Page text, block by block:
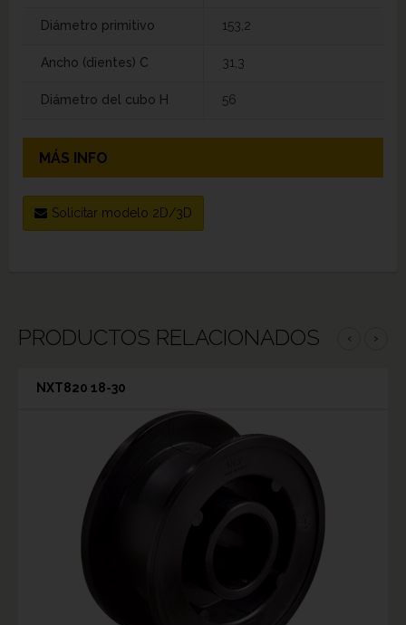
Diámetro primitivo 153,2
Ancho (dientes) C 31,3
Diámetro del cubo H 56
MÁS INFO
Solicitar modelo 2D/3D
PRODUCTOS RELACIONADOS ‹ ›
NXT820 18-30